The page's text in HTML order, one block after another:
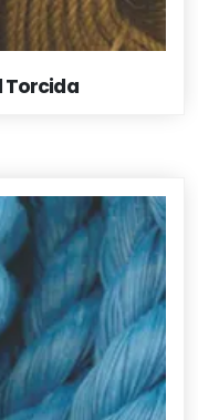
Torcida